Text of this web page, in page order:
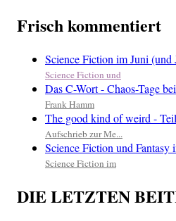
Frisch kommentiert
Science Fiction im Juni (und
Science Fiction und
Das C-Wort - Chaos-Tage
Frank Hamm
The good kind of weird -
Aufschrieb zur Me...
Science Fiction und
Science Fiction im
DIE LETZTEN